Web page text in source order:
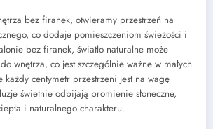
bez firanek, otwieramy przestrzeń na
co dodaje pomieszczeniom świeżości i
bez firanek, światło naturalne może
wnętrza, co jest szczególnie ważne w małych
każdy centymetr przestrzeni jest na wagę
świetnie odbijają promienie słoneczne,
i naturalnego charakteru.